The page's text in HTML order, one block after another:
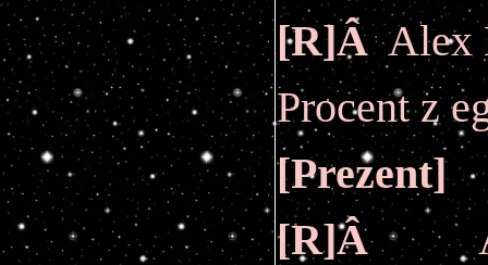
[R]ÂAlex
Procentz
[Prezent]
[R]Â